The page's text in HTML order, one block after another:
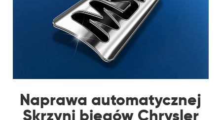
Naprawa automatycznej
Skrzyni biegów Chrysler